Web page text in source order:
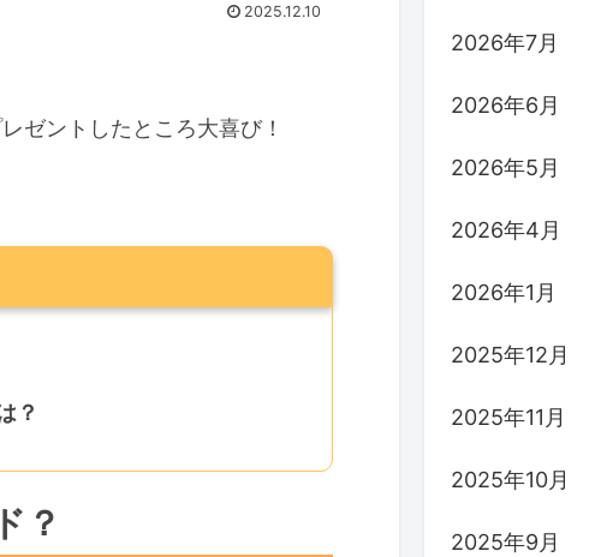
2025.12.10
ゼントしたところ大喜び！
？
？
2026年7月
2026年6月
2026年5月
2026年4月
2026年1月
2025年12月
2025年11月
2025年10月
2025年9月